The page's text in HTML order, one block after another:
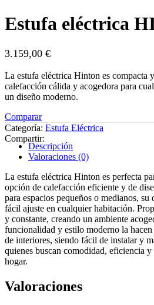
Estufa eléctrica
3.159,00 €
La estufa eléctrica Hinton es compacta
calefacción cálida y acogedora para
un diseño moderno.
Comparar
Categoría: Estufa Eléctrica
Compartir:
Descripción
Valoraciones (0)
La estufa eléctrica Hinton es perfecta
opción de calefacción eficiente y de
para espacios pequeños o medianos,
fácil ajuste en cualquier habitación.
y constante, creando un ambiente
funcionalidad y estilo moderno la hacen
de interiores, siendo fácil de instalar y
quienes buscan comodidad, eficiencia
hogar.
Valoraciones